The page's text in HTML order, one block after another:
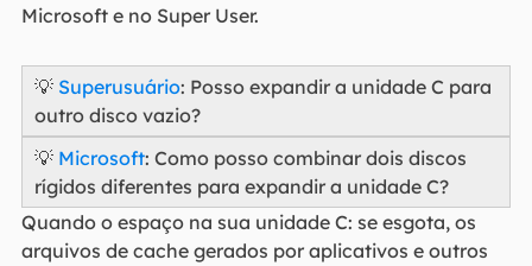
Microsoft e no Super User.
💡 Superusuário: Posso expandir a unidade C para
outro disco vazio?
💡 Microsoft: Como posso combinar dois discos
rígidos diferentes para expandir a unidade C?
Quando o espaço na sua unidade C: se esgota, os
arquivos de cache gerados por aplicativos e outros